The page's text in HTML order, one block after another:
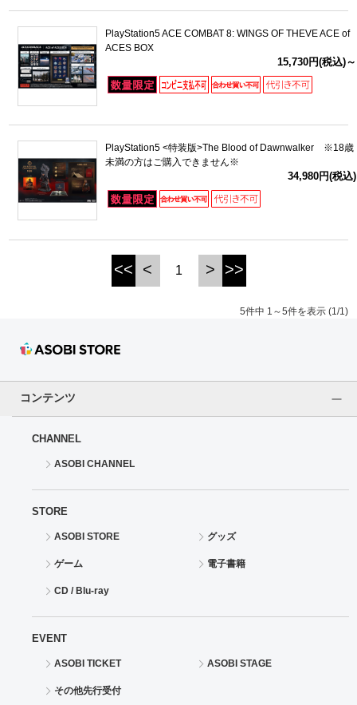
PlayStation5 ACE COMBAT 8: WINGS OF THEVE ACE of
ACES BOX
15,730円(税込)～
PlayStation5 <特装版>The Blood of Dawnwalker ※18歳
未満の方はご購入できません※
34,980円(税込)
<< < 1 > >>
5件中 1～5件を表示 (1/1)
コンテンツ
CHANNEL
ASOBI CHANNEL
STORE
ASOBI STORE グッズ
ゲーム 電子書籍
CD / Blu-ray
EVENT
ASOBI TICKET ASOBI STAGE
その他先行受付